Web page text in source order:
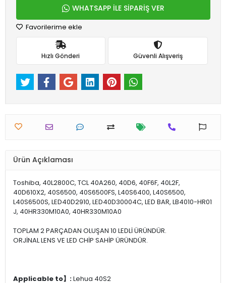
WHATSAPP İLE SİPARİŞ VER
Favorilerime ekle
Hızlı Gönderi Güvenli Alışveriş
Ürün Açıklaması
Toshiba, 40L2800C, TCL 40A260, 40D6, 40F6F, 40L2F,
40D610X2, 40S6500, 40S6500FS, L40S6400, L40S6500,
L40S6500S, LED40D2910, LED40D30004C, LED BAR, LB4010-HR01
J, 40HR330M10A0, 40HR330M10A0
TOPLAM 2 PARÇADAN OLUŞAN 10 LEDLİ ÜRÜNDÜR.
ORJİNAL LENS VE LED CHİP SAHİP ÜRÜNDÜR.
Applicable to】:Lehua 40S2